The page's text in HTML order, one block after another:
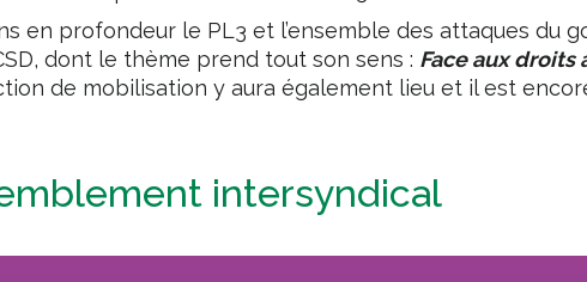
en profondeur le PL3 et l’ensemble des attaques du
dont le thème prend tout son sens : Face aux droits
de mobilisation y aura également lieu et il est
intersyndical